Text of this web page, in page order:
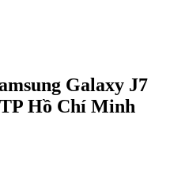
Galaxy J7
Hồ Chí Minh